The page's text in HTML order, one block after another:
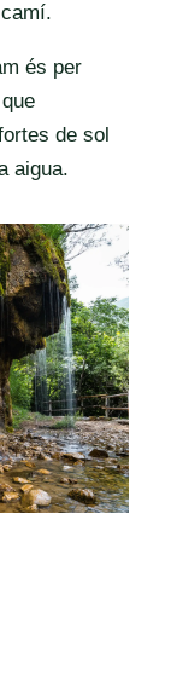
és per
de sol
aigua.